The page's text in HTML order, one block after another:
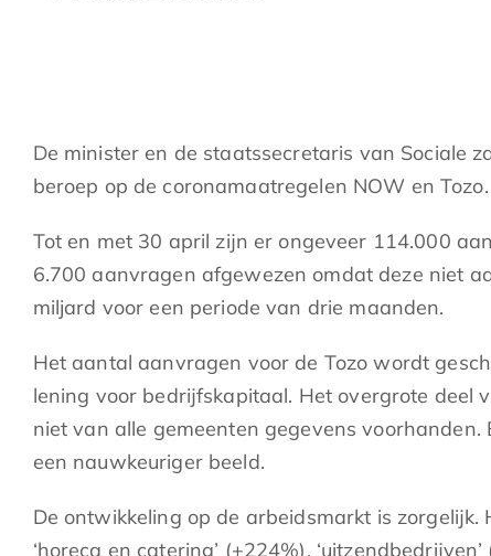
De minister en de staatssecretaris van Sociale
beroep op de coronamaatregelen NOW en Tozo.
Tot en met 30 april zijn er ongeveer 114.000
6.700 aanvragen afgewezen omdat deze niet
miljard voor een periode van drie maanden.
Het aantal aanvragen voor de Tozo wordt
lening voor bedrijfskapitaal. Het overgrote deel
niet van alle gemeenten gegevens
een nauwkeuriger beeld.
De ontwikkeling op de arbeidsmarkt is
‘horeca en catering’ (+224%),